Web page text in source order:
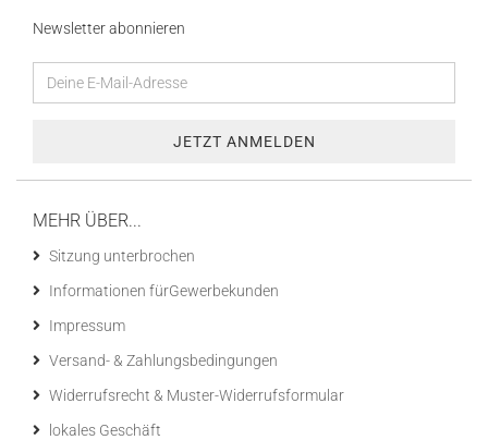
Newsletter abonnieren
MEHR ÜBER...
Sitzung unterbrochen
Informationen fürGewerbekunden
Impressum
Versand- & Zahlungsbedingungen
Widerrufsrecht & Muster-Widerrufsformular
lokales Geschäft